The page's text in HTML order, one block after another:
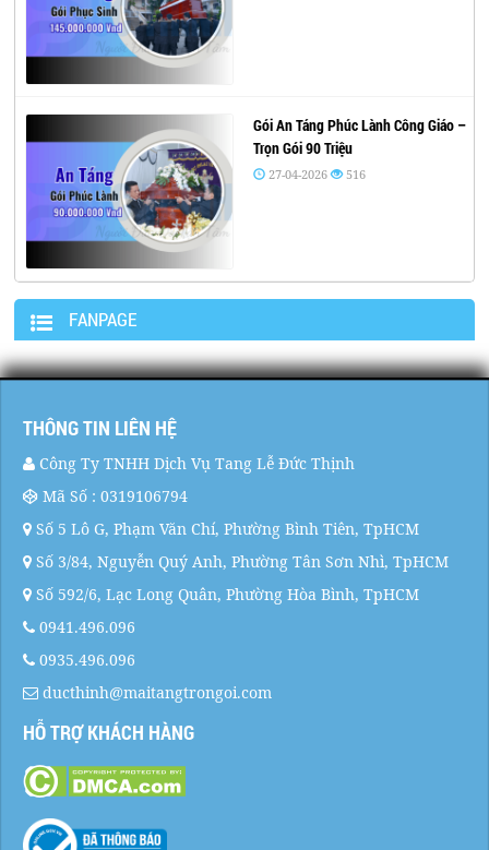
Gói An Táng Phúc Lành Công Giáo –
Trọn Gói 90 Triệu
27-04-2026 516
FANPAGE
THÔNG TIN LIÊN HỆ
Công Ty TNHH Dịch Vụ Tang Lễ Đức Thịnh
Mã Số : 0319106794
Số 5 Lô G, Phạm Văn Chí, Phường Bình Tiên, TpHCM
Số 3/84, Nguyễn Quý Anh, Phường Tân Sơn Nhì, TpHCM
Số 592/6, Lạc Long Quân, Phường Hòa Bình, TpHCM
0941.496.096
0935.496.096
ducthinh@maitangtrongoi.com
HỖ TRỢ KHÁCH HÀNG